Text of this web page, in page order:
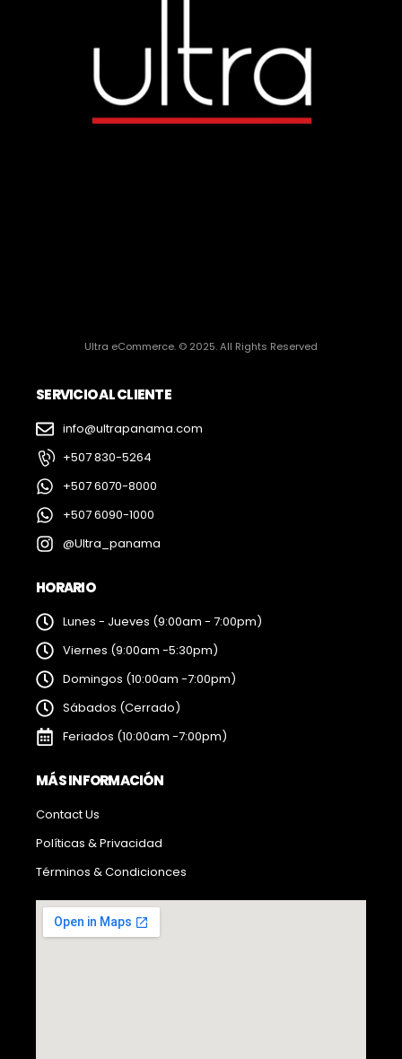
Ultra eCommerce. © 2025. All Rights Reserved
SERVICIO AL CLIENTE
info@ultrapanama.com
+507 830-5264
+507 6070-8000
+507 6090-1000
@Ultra_panama
HORARIO
Lunes - Jueves (9:00am - 7:00pm)
Viernes (9:00am -5:30pm)
Domingos (10:00am -7:00pm)
Sábados (Cerrado)
Feriados (10:00am -7:00pm)
MÁS INFORMACIÓN
Contact Us
Políticas & Privacidad
Términos & Condicionces